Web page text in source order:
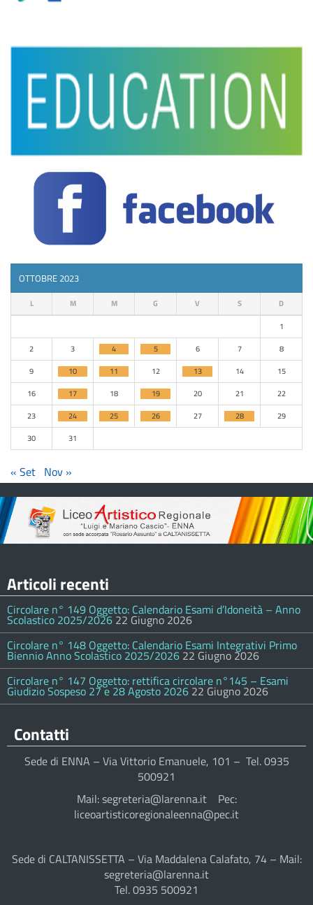
OTTOBRE 2023
L M M G V S D
1
2
3 4 5 6 7
8
9
10 11 12 13 14
15
16
17 18 19 20 21
22
23
24 25 26 27 28
29
30
31
« Set Nov »
Articoli recenti
Circolare n° 149 Oggetto: Calendario Esami d’Idoneità – Anno
Scolastico 2025/2026 22 Giugno 2026
Circolare n° 148 Oggetto: Calendario Esami Integrativi Primo
Biennio Anno Scolastico 2025/2026 22 Giugno 2026
Circolare n° 147 Oggetto: rettifica circolare n°145 – Esami
Giudizio Sospeso 27 e 28 Agosto 2026 22 Giugno 2026
Contatti
Sede di ENNA – Via Vittorio Emanuele, 101 – Tel. 0935
500921
Mail: segreteria@larenna.it Pec:
liceoartisticoregionaleenna@pec.it
Sede di CALTANISSETTA – Via Maddalena Calafato, 74 – Mail:
segreteria@larenna.it
Tel. 0935 500921